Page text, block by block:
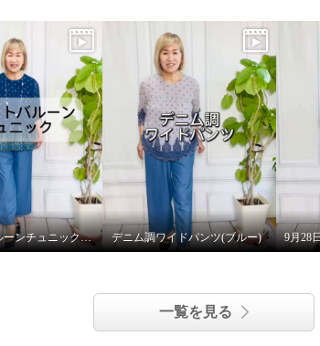
プリントバルーンチュニック (ブルー) デニム調ワイドパンツ(ブルー)
一覧を見る